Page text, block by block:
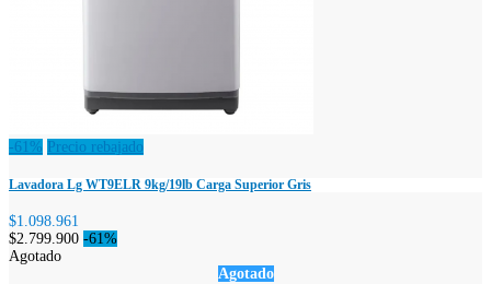
-61% Precio rebajado
Lavadora Lg WT9ELR 9kg/19lb Carga Superior Gris
$1.098.961
$2.799.900 -61%
Agotado
Agotado